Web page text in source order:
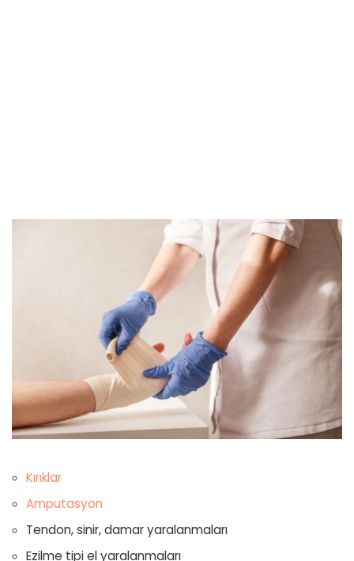
Kırıklar
Amputasyon
Tendon, sinir, damar yaralanmaları
Ezilme tipi el yaralanmaları